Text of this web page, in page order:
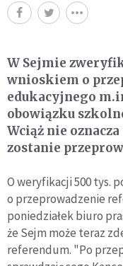
W Sejmie
wnioskiem o
edukacyjnego
obowiązku
Wciąż nie
zostanie
O weryfikacji 500 tys.
o przeprowadzenie
poniedziałek biuro
że Sejm może teraz
referendum. "Po